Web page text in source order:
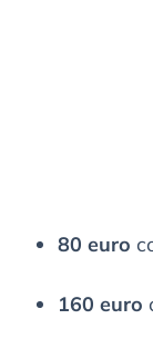
80 euro
160 euro